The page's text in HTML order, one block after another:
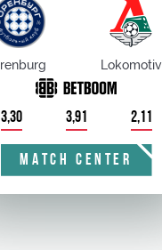
Lokomotiv
3,30 3,91 2,11
MATCH CENTER